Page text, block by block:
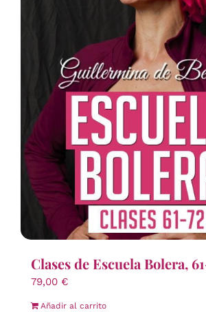
Clases de Escuela Bolera,
79,00 €
Añadir al carrito